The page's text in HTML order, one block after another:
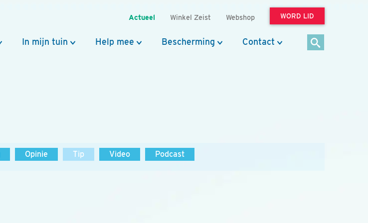
Actueel Winkel Zeist Webshop WORD LID
In mijn tuin Help mee Bescherming Contact
Opinie Tip Video Podcast